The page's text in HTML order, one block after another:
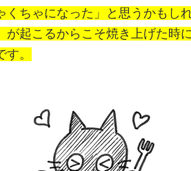
くちゃになった」と思うかもし
が起こるからこそ焼き上げた時
す。